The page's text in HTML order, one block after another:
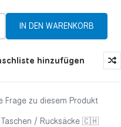
hinzufügen
Frage zu diesem Produkt
Taschen / Rucksäcke 🇨🇭